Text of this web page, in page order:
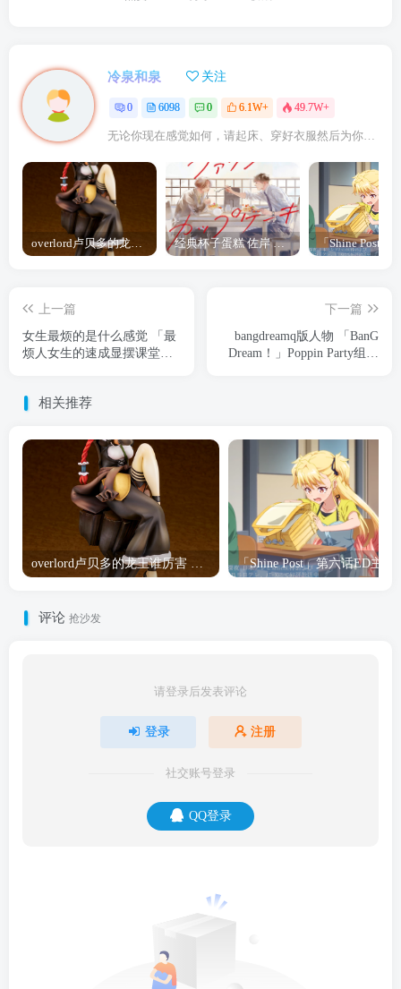
冷泉和泉 关注
0 6098 0 6.1W+ 49.7W+
经典杯子蛋糕 佐岸 漫画「经典杯子蛋糕」宣布真人日剧化
上一篇
女生最烦的是什么感觉 「最
烦人女生的速成显摆课堂」
下一篇
bangdreamq版人物 「BanG
Dream！」Poppin Party组合
相关推荐
评论 抢沙发
请登录后发表评论
登录 注册
社交账号登录
QQ登录